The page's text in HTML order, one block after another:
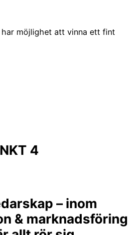
har möjlighet att vinna ett fint
4
– inom
& marknadsföring